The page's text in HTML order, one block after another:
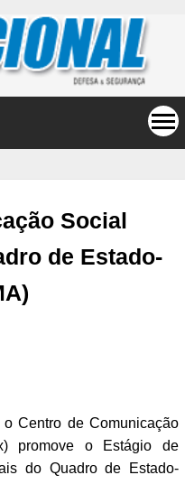
Social
de Estado-
Centro de Comunicação
promove o Estágio de
do Quadro de Estado-